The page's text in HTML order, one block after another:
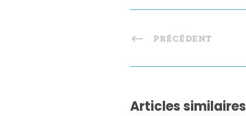
PRÉCÉDENT
Articles similaires